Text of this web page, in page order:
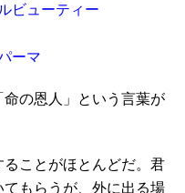
ビューティー
ーマ
の恩人」という言葉が
ことがほとんどだ。君
もらうが、外に出る場